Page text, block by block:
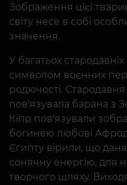
Зображення цієї
світу несе в собі
значення.
У багатьох
символом воєнних
родючості.
пов'язувала барана з
Кіпр пов'язували
богинею любові
Єгипту вірили, що
сонячну енергію, для
творчого шляху.